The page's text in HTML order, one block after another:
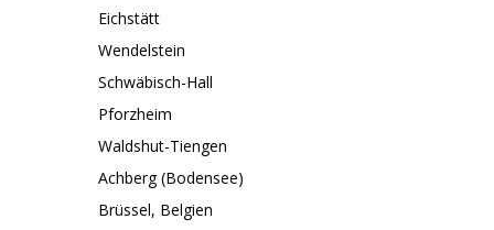
Eichstätt
Wendelstein
Schwäbisch-Hall
Pforzheim
Waldshut-Tiengen
Achberg (Bodensee)
Brüssel, Belgien